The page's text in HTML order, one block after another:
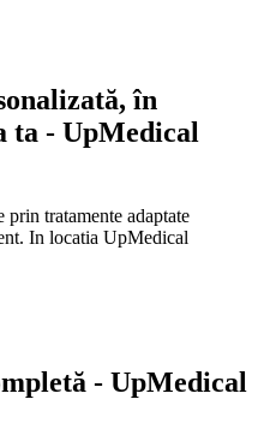
în
ta - UpMedical
prin tratamente adaptate
In locatia UpMedical
- UpMedical